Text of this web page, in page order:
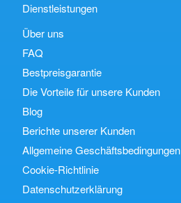
Dienstleistungen
Über uns
FAQ
Bestpreisgarantie
Die Vorteile für unsere Kunden
Blog
Berichte unserer Kunden
Allgemeine Geschäftsbedingungen
Cookie-Richtlinie
Datenschutzerklärung